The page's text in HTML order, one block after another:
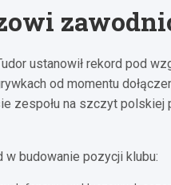
ustanowił rekord pod
od momentu
zespołu na szczyt polskiej
w budowanie pozycji klubu: